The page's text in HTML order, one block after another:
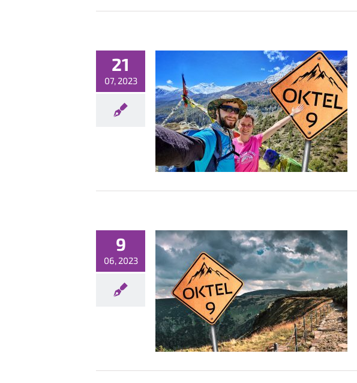
21
07, 2023
OKTEL 9 – goście specjalni!
9
06, 2023
rejestracja na OKTEL 9!